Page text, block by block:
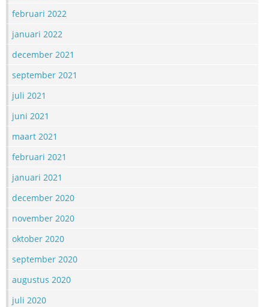
februari 2022
januari 2022
december 2021
september 2021
juli 2021
juni 2021
maart 2021
februari 2021
januari 2021
december 2020
november 2020
oktober 2020
september 2020
augustus 2020
juli 2020